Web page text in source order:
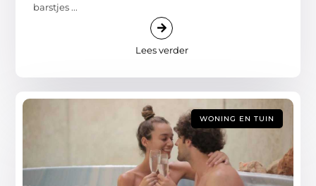
barstjes ...
Lees verder
WONING EN TUIN